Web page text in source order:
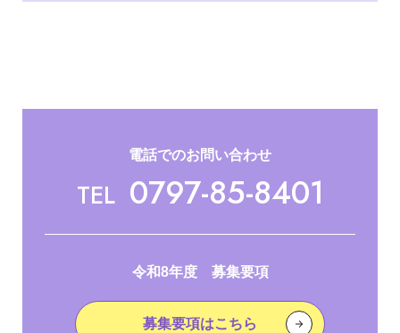
電話でのお問い合わせ
TEL 0797-85-8401
令和8年度 募集要項
募集要項はこちら